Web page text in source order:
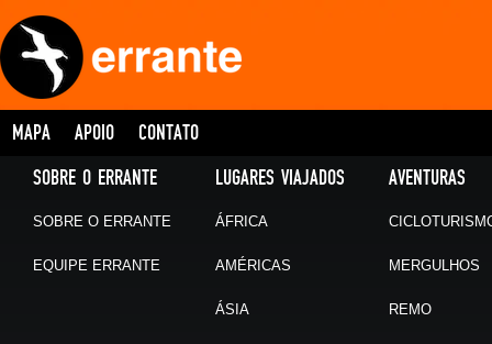
MAPA APOIO CONTATO
SOBRE O ERRANTE
SOBRE O ERRANTE
EQUIPE ERRANTE
LUGARES VIAJADOS
ÁFRICA
AMÉRICAS
ÁSIA
AVENTURAS
MERGULHOS
REMO